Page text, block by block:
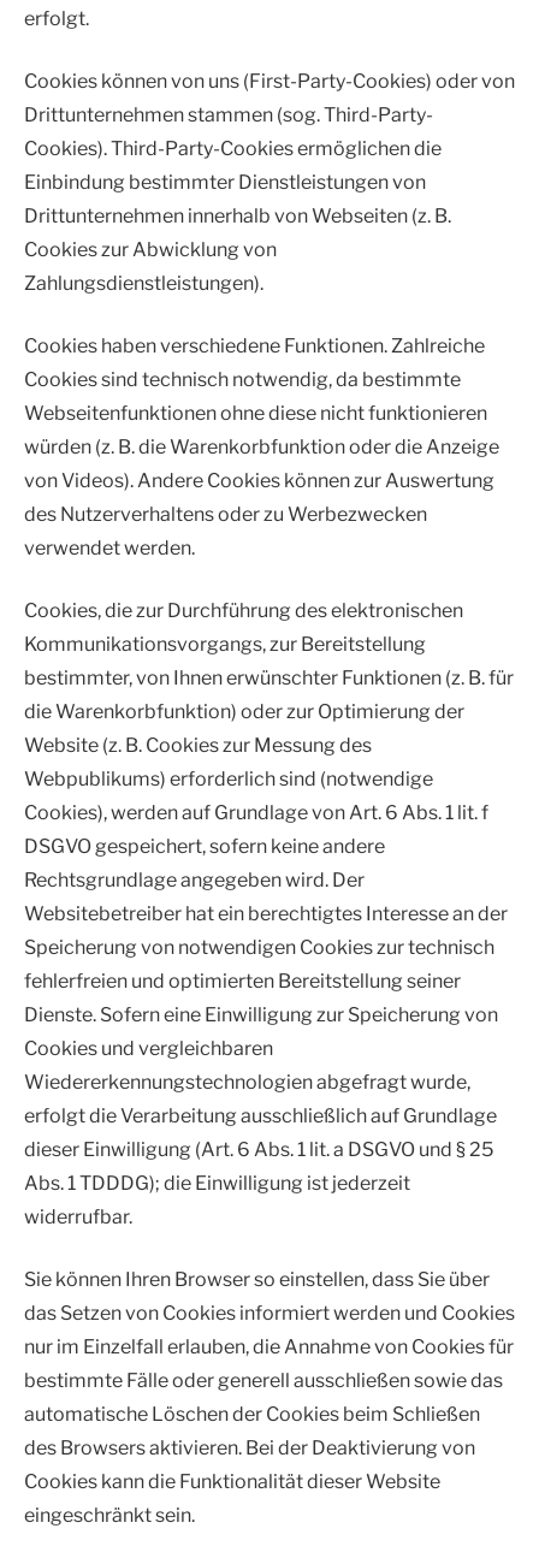
erfolgt.
Cookies können von uns (First-Party-Cookies) oder von
Drittunternehmen stammen (sog. Third-Party-
Cookies). Third-Party-Cookies ermöglichen die
Einbindung bestimmter Dienstleistungen von
Drittunternehmen innerhalb von Webseiten (z. B.
Cookies zur Abwicklung von
Zahlungsdienstleistungen).
Cookies haben verschiedene Funktionen. Zahlreiche
Cookies sind technisch notwendig, da bestimmte
Webseitenfunktionen ohne diese nicht funktionieren
würden (z. B. die Warenkorbfunktion oder die Anzeige
von Videos). Andere Cookies können zur Auswertung
des Nutzerverhaltens oder zu Werbezwecken
verwendet werden.
Cookies, die zur Durchführung des elektronischen
Kommunikationsvorgangs, zur Bereitstellung
bestimmter, von Ihnen erwünschter Funktionen (z. B. für
die Warenkorbfunktion) oder zur Optimierung der
Website (z. B. Cookies zur Messung des
Webpublikums) erforderlich sind (notwendige
Cookies), werden auf Grundlage von Art. 6 Abs. 1 lit. f
DSGVO gespeichert, sofern keine andere
Rechtsgrundlage angegeben wird. Der
Websitebetreiber hat ein berechtigtes Interesse an der
Speicherung von notwendigen Cookies zur technisch
fehlerfreien und optimierten Bereitstellung seiner
Dienste. Sofern eine Einwilligung zur Speicherung von
Cookies und vergleichbaren
Wiedererkennungstechnologien abgefragt wurde,
erfolgt die Verarbeitung ausschließlich auf Grundlage
dieser Einwilligung (Art. 6 Abs. 1 lit. a DSGVO und § 25
Abs. 1 TDDDG); die Einwilligung ist jederzeit
widerrufbar.
Sie können Ihren Browser so einstellen, dass Sie über
das Setzen von Cookies informiert werden und Cookies
nur im Einzelfall erlauben, die Annahme von Cookies für
bestimmte Fälle oder generell ausschließen sowie das
automatische Löschen der Cookies beim Schließen
des Browsers aktivieren. Bei der Deaktivierung von
Cookies kann die Funktionalität dieser Website
eingeschränkt sein.